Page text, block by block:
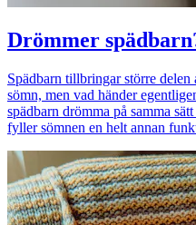
Drömmer
Spädbarn tillbringar större delen
sömn, men vad händer
spädbarn drömma på samma
fyller sömnen en helt annan